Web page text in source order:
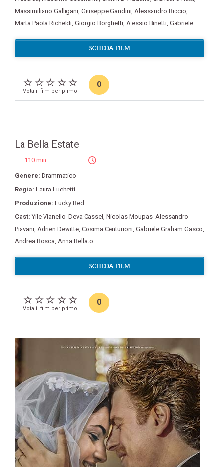
Massimiliano Galligani, Giuseppe Gandini, Alessandro Riccio,
Marta Paola Richeldi, Giorgio Borghetti, Alessio Binetti, Gabriele
SCHEDA FILM
Vota il film per primo
0
La Bella Estate
110 min
Genere: Drammatico
Regia: Laura Luchetti
Produzione: Lucky Red
Cast: Yile Vianello Deva Cassel Nicolas Moupas Alessandro
Piavani Adrien Dewitte Cosima Centurioni Gabriele Graham Gasco
Andrea Bosca Anna Bellato
SCHEDA FILM
Vota il film per primo
0